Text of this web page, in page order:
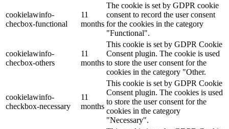
cookielawinfo-
checbox-functional
11
months
The cookie is set by GDPR cookie
consent to record the user consent
for the cookies in the category
"Functional".
cookielawinfo-
checbox-others
11
months
This cookie is set by GDPR Cookie
Consent plugin. The cookie is used
to store the user consent for the
cookies in the category "Other.
cookielawinfo-
checkbox-necessary
11
months
This cookie is set by GDPR Cookie
Consent plugin. The cookies is used
to store the user consent for the
cookies in the category
"Necessary".